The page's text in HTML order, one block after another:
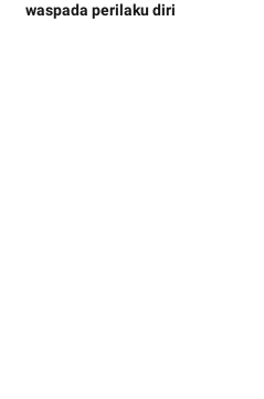
waspada perilaku diri